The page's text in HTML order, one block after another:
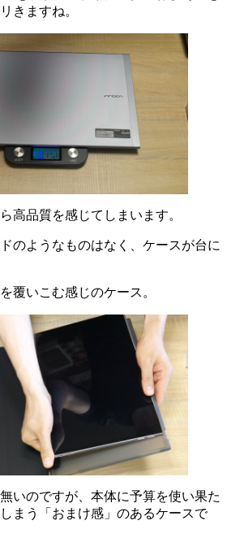
きますね。
高品質を感じてしまいます。
のようなものはなく、ケースが台に
覆いこむ感じのケース。
いのですが、本体に予算を使い果た
まう「おまけ感」のあるケースで